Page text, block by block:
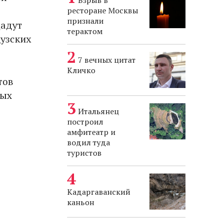
ресторане Москвы
признали
терактом
7 вечных цитат
Кличко
Итальянец
построил
амфитеатр и
водил туда
туристов
Кадаргаванский
каньон